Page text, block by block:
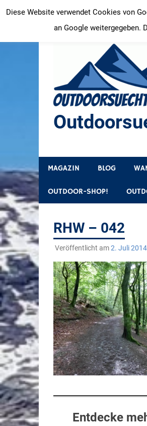
Inhalt
springen
MAGAZIN BLOG
OUTDOOR-SHOP!
RHW – 042
Veröffentlicht am2. Juli 2014
Entdecke
Diese Website verwendet Cookies von
an Google weitergegeben.